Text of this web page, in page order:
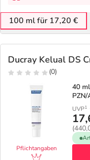
100 ml für 17,20 €
Ducray Kelual DS
(0)
Pflichtangaben
40
UVP1